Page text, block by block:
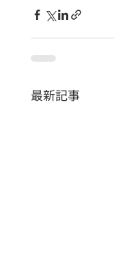
最新記事